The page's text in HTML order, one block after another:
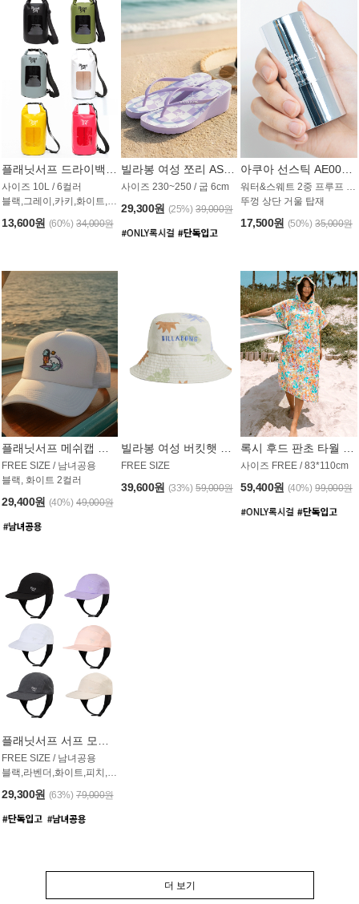
사이즈 10L / 6컬러
블랙,그레이,카키,화이트,옐로우,핑크
13,600원 (60%) 34,000원
사이즈 230~250 / 굽 6cm
29,300원 (25%) 39,000원
워터&스웨트 2중 프루프 / SPF 50+
뚜껑 상단 거울 탑재
17,500원 (50%) 35,000원
FREE SIZE / 남녀공용
블랙, 화이트 2컬러
29,400원 (40%) 49,000원
FREE SIZE
39,600원 (33%) 59,000원
사이즈 FREE / 83*110cm
59,400원 (40%) 99,000원
플래닛서프 서프 모자 UAC007PS
FREE SIZE / 남녀공용
블랙,라벤더,화이트,피치,그레이,오트밀 6컬러
29,300원 (63%) 79,000원
더 보기